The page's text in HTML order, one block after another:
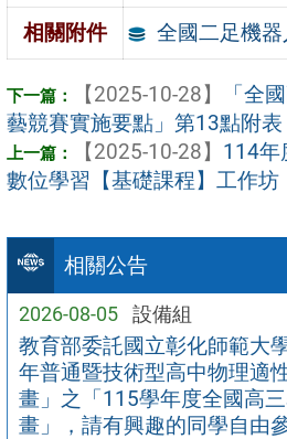
相關公告
2026-08-05 設備組
教育部委託國立彰化師範大
年普通暨技術型高中物理適
畫」之「115學年度全國高
畫」，請有興趣的同學自由參
相關附件
全國二足機
【2025-10-28】
「全
藝競賽實施要點」第13點附
【2025-10-28】 114年
數位學習【基礎課程】工作坊